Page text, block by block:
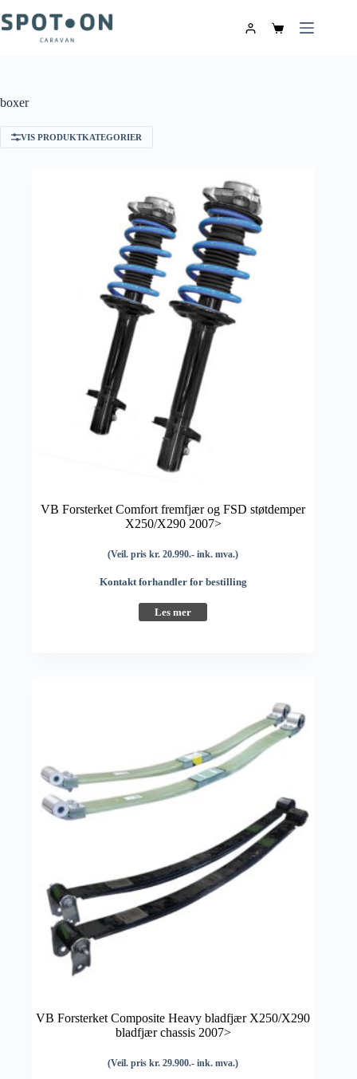
boxer
VIS PRODUKTKATEGORIER
VB Forsterket Comfort fremfjær og FSD støtdemper
X250/X290 2007>
(Veil. pris kr. 20.990.- ink. mva.)
Kontakt forhandler for bestilling
Les mer
VB Forsterket Composite Heavy bladfjær X250/X290
bladfjær chassis 2007>
(Veil. pris kr. 29.900.- ink. mva.)